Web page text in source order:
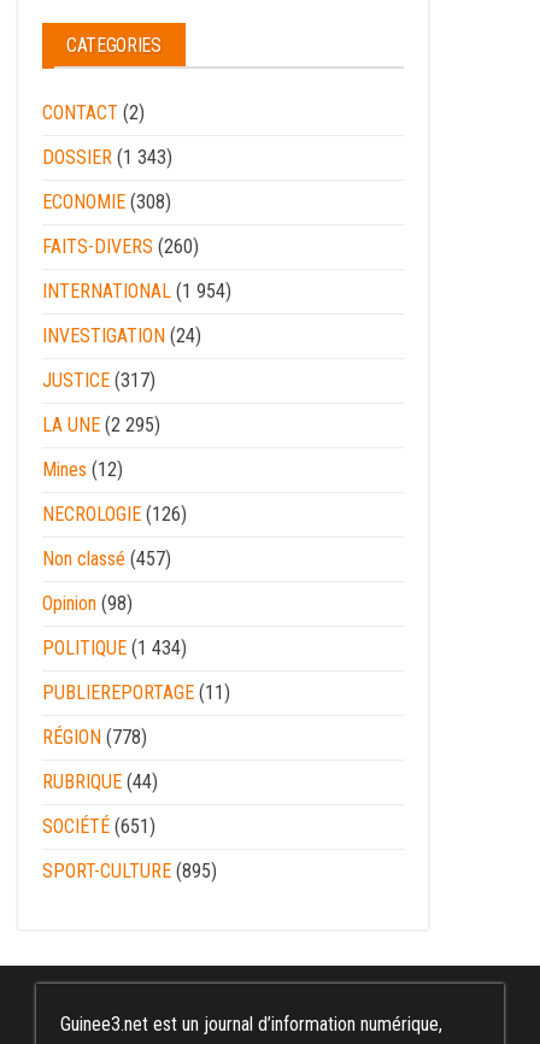
CATEGORIES
CONTACT (2)
DOSSIER (1 343)
ECONOMIE (308)
FAITS-DIVERS (260)
INTERNATIONAL (1 954)
INVESTIGATION (24)
JUSTICE (317)
LA UNE (2 295)
Mines (12)
NECROLOGIE (126)
Non classé (457)
Opinion (98)
POLITIQUE (1 434)
PUBLIEREPORTAGE (11)
RÉGION (778)
RUBRIQUE (44)
SOCIÉTÉ (651)
SPORT-CULTURE (895)
Guinee3.net est un journal d’information numérique,